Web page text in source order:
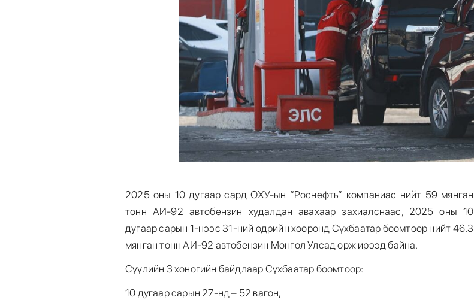
2025 оны 10 дугаар сард ОХУ-ын “Роснефть” компаниас нийт 59 мянган
тонн АИ-92 автобензин худалдан авахаар захиалснаас, 2025 оны 10
дугаар сарын 1-нээс 31-ний өдрийн хооронд Сүхбаатар боомтоор нийт 46.3
мянган тонн АИ-92 автобензин Монгол Улсад орж ирээд байна.
Сүүлийн 3 хоногийн байдлаар Сүхбаатар боомтоор:
10 дугаар сарын 27-нд – 52 вагон,